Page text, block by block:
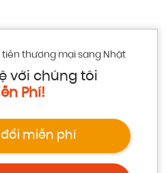
tiến thương mại sang Nhật
với chúng tôi
Phí!
đổi miễn phí